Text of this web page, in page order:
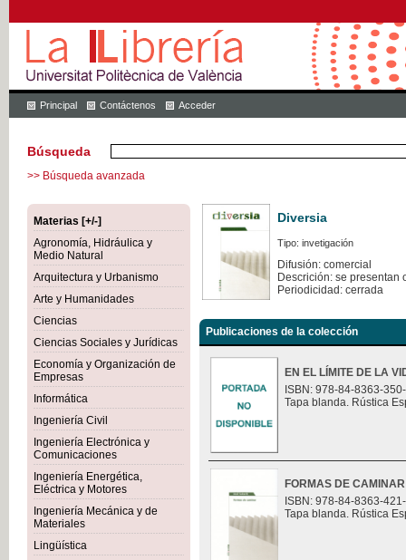
Principal Contáctenos Acceder
Búsqueda
>> Búsqueda avanzada
Materias [+/-]
Agronomía, Hidráulica y
Medio Natural
Arquitectura y Urbanismo
Arte y Humanidades
Ciencias
Ciencias Sociales y Jurídicas
Economía y Organización de
Empresas
Informática
Ingeniería Civil
Ingeniería Electrónica y
Comunicaciones
Ingeniería Energética,
Eléctrica y Motores
Ingeniería Mecánica y de
Materiales
Lingüística
Diversia
Tipo: invetigación
Difusión: comercial
Descrición: se presentan
Periodicidad: cerrada
Publicaciones de la colección
EN EL LÍMITE DE LA
ISBN: 978-84-8363-
Tapa blanda. Rústica
FORMAS DE CAMINAR
ISBN: 978-84-8363-
Tapa blanda. Rústica